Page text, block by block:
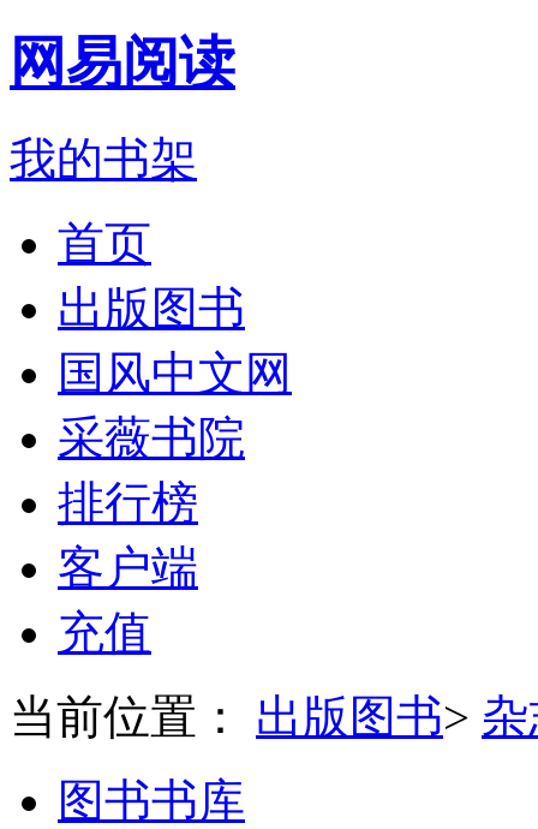
网易阅读
我的书架
首页
出版图书
国风中文网
采薇书院
排行榜
客户端
充值
当前位置： 出版图书>
图书书库